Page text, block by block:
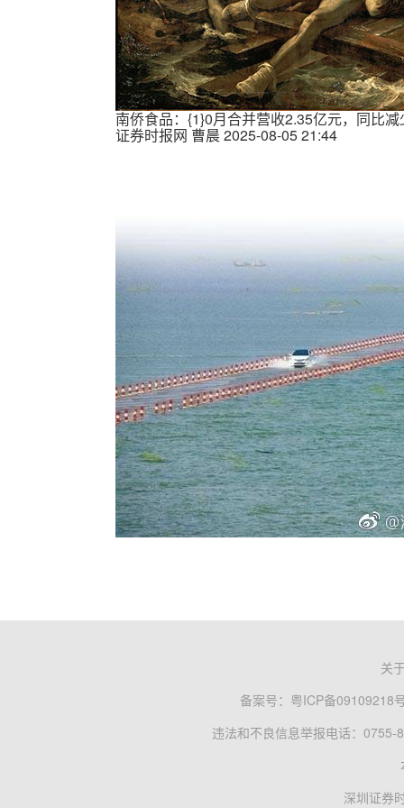
南侨食品：{1}0月合并营收2.35亿元，同比
证券时报网 曹晨 2025-08-05 21:44
关
备案号： 粤ICP备09109218
违法和不良信息举报电话：0755-
深圳证券